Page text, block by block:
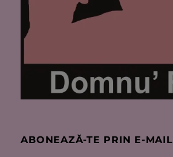
ABONEAZĂ-TE PRIN E-MAIL